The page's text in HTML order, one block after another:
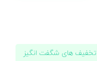
تخفیف های شگفت انگیز